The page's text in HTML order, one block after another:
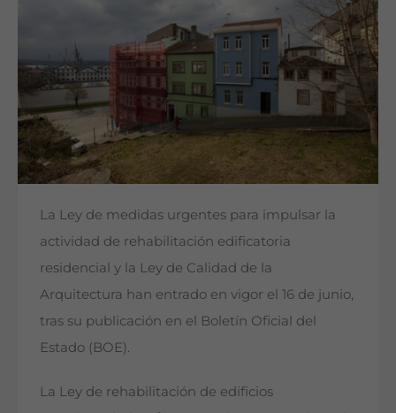
La Ley de medidas urgentes para impulsar la
actividad de rehabilitación edificatoria
residencial y la Ley de Calidad de la
Arquitectura han entrado en vigor el 16 de junio,
tras su publicación en el Boletín Oficial del
Estado (BOE).
La Ley de rehabilitación de edificios